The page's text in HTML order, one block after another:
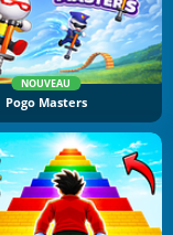
NOUVEAU
Pogo Masters